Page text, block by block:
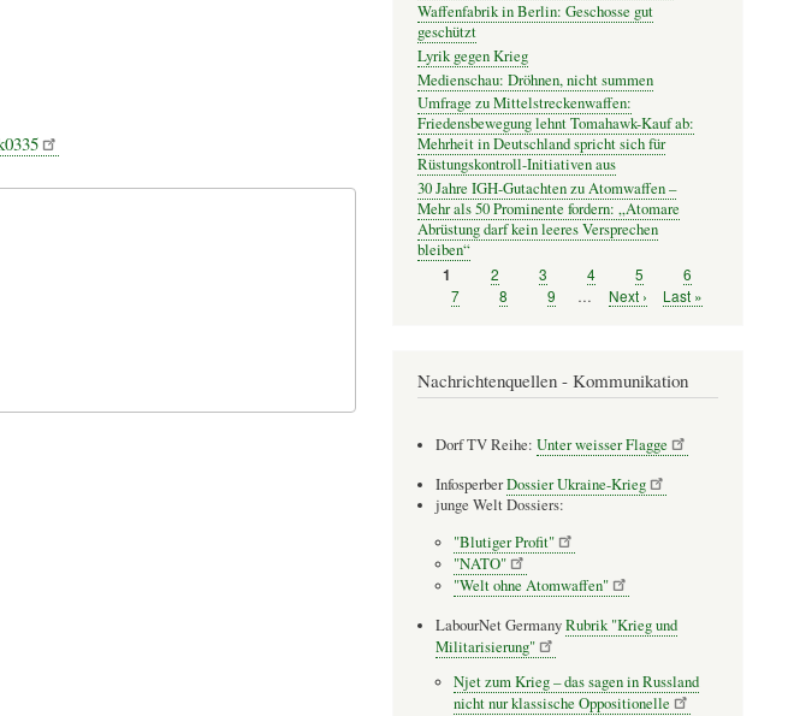
Waffenfabrik in Berlin: Geschosse gut
geschützt
Lyrik gegen Krieg
Medienschau: Dröhnen, nicht summen
Umfrage zu Mittelstreckenwaffen:
Friedensbewegung lehnt Tomahawk-Kauf ab:
Mehrheit in Deutschland spricht sich für
Rüstungskontroll-Initiativen aus
30 Jahre IGH-Gutachten zu Atomwaffen –
Mehr als 50 Prominente fordern: „Atomare
Abrüstung darf kein leeres Versprechen
bleiben“
Seitennummerierung
Seite
1 Seite
2 Seite
3 Seite
4 Seite
5 Seite
6
Seite
7 Seite
8 Seite
9 …
Nächste
Next ›
Letzte
Last »
Nachrichtenquellen - Kommunikation
Dorf TV Reihe: Unter weisser Flagge
InfosperberDossier Ukraine-Krieg
junge Welt Dossiers:
"Blutiger Profit"
"NATO"
"Welt ohne Atomwaffen"
LabourNet GermanyRubrik "Krieg und
Militarisierung"
Njet zum Krieg – das sagen in Russland
nicht nur klassische Oppositionelle